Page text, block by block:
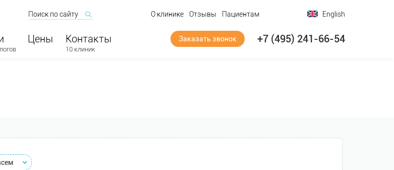
О клинике Отзывы Пациентам English
Цены Контакты
10 клиник
Заказать звонок +7 (495) 241-66-54